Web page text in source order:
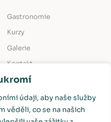
údaji, aby naše služby
věděli, co se na našich
Gastronomie
Kurzy
Galerie
Kontakt